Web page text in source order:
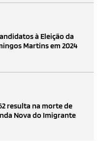
à Eleição da
Martins em 2024
resulta na morte de
Nova do Imigrante